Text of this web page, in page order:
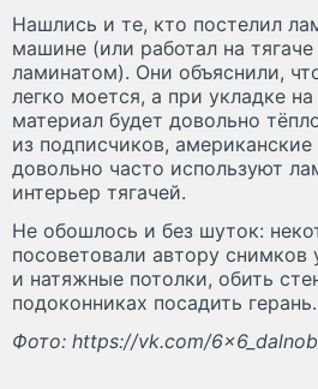
Нашлись и те, кто постелил
машине (или работал на
ламинатом). Они объяснили,
легко моется, а при укладке
материал будет довольно
из подписчиков,
довольно часто используют
интерьер тягачей.
Не обошлось и без шуток:
посоветовали автору снимков
и натяжные потолки, обить
подоконниках посадить герань.
Фото: https://vk.com/